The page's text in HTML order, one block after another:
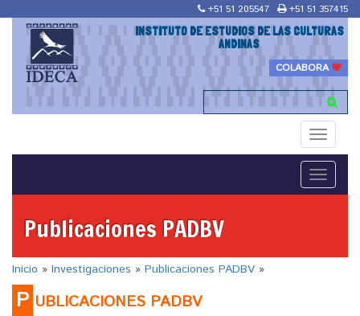
+51 51 205547 +51 51 357415
INSTITUTO DE ESTUDIOS DE LAS CULTURAS
ANDINAS
COLABORA
Toggle
Toggle
Publicaciones PADBV
Inicio » Investigaciones » Publicaciones PADBV »
P UBLICACIONES PADBV